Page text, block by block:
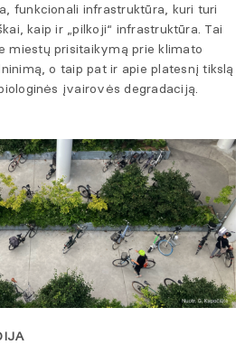
funkcionali infrastruktūra, kuri turi
kaip ir „pilkoji“ infrastruktūra. Tai
miestų prisitaikymą prie klimato
o taip pat ir apie platesnį tikslą
įvairovės degradaciją.